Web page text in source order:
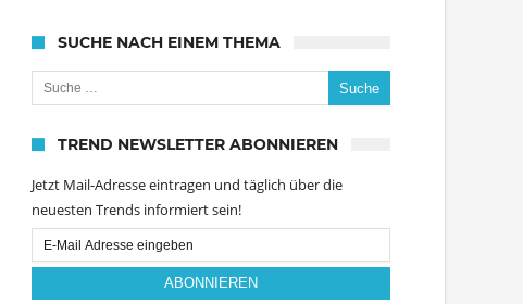
SUCHE NACH EINEM THEMA
Suche nach:
TREND NEWSLETTER ABONNIEREN
Jetzt Mail-Adresse eintragen und täglich über die
neuesten Trends informiert sein!
Email
Subscription
ABONNIEREN